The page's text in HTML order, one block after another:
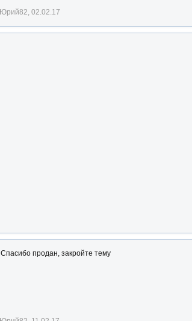
Юрий82, 02.02.17
Спасибо продан, закройте тему